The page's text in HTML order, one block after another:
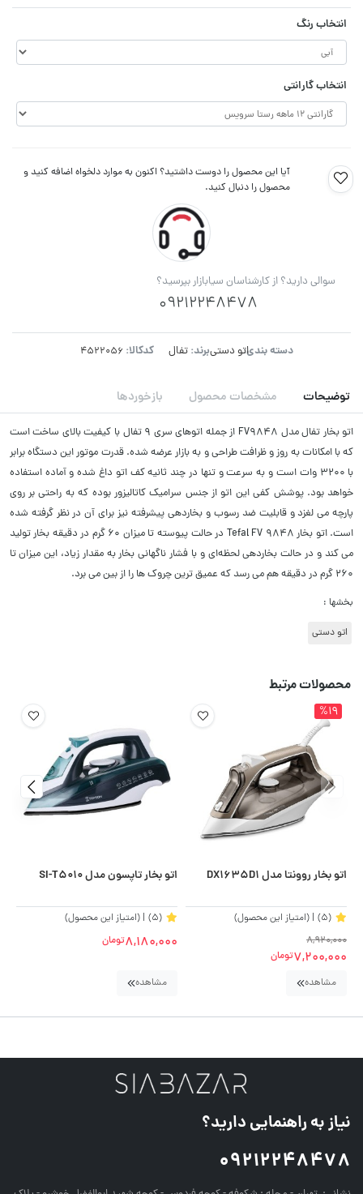
انتخاب رنگ
انتخاب گارانتی
آیا این محصول را دوست داشتید؟ اکنون به موارد دلخواه اضافه کنید و
محصول را دنبال کنید.
سوالی دارید؟ از کارشناسان سیابازار بپرسید؟
09212248478
دسته بندی:اتو دستیبرند:تفال کدکالا:
توضیحات مشخصات محصول بازخوردها
اتو بخار تفال مدل FV9848 از جمله اتوهای سری ۹ تفال با کیفیت بالای ساخت است
که با امکانات به‌ روز و ظرافت طراحی و به بازار عرضه شده. قدرت موتور این دستگاه برابر
با ۳۲۰۰ وات است و به سرعت و تنها در چند ثانیه کف اتو داغ شده و آماده استفاده
خواهد بود. پوشش کفی این اتو از جنس سرامیک کاتالیزور بوده که به راحتی بر روی
پارچه می لغزد و قابلیت ضد رسوب و بخاردهی پیشرفته نیز برای آن در نظر گرفته شده
است. اتو بخار Tefal FV 9848 در حالت پیوسته تا میزان ۶۰ گرم در دقیقه بخار تولید
می کند و در حالت بخاردهی لحظه‌ای و با فشار ناگهانی بخار به مقدار زیاد، این میزان تا
۲۶۰ گرم در دقیقه هم می رسد که عمیق ترین چروک ها را از بین می برد.
بخشها :
اتو دستی
محصولات مرتبط
%19
اتو بخار روونتا مدل DX1635D1
(5)
| (امتیاز این محصول)
8,920,000
7,200,000تومان
مشاهده
اتو بخار تاپسون مدل SI-T5010
(5) | (امتیاز این محصول)
8,180,000تومان
مشاهده
نیاز به راهنمایی دارید؟
09212248478